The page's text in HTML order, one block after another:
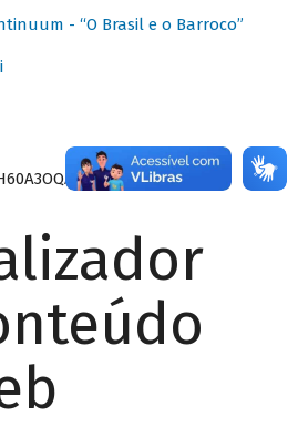
- “O Brasil e o Barroco”